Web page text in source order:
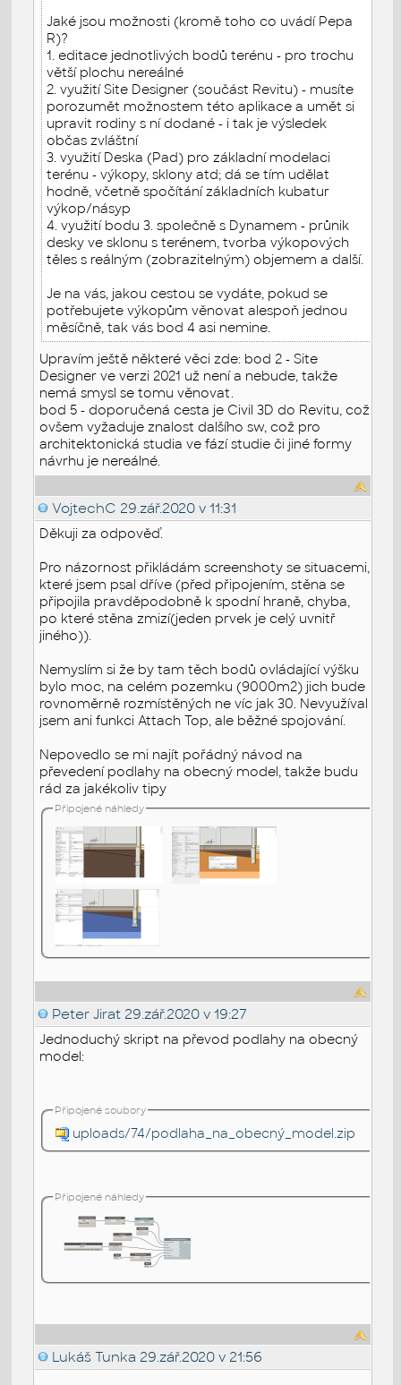
Jaké jsou možnosti (kromě toho co uvádí Pepa
R)?
1. editace jednotlivých bodů terénu - pro trochu
větší plochu nereálné
2. využití Site Designer (součást Revitu) - musíte
porozumět možnostem této aplikace a umět si
upravit rodiny s ní dodané - i tak je výsledek
občas zvláštní
3. využití Deska (Pad) pro základní modelaci
terénu - výkopy, sklony atd; dá se tím udělat
hodně, včetně spočítání základních kubatur
výkop/násyp
4. využití bodu 3. společně s Dynamem - průnik
desky ve sklonu s terénem, tvorba výkopových
těles s reálným (zobrazitelným) objemem a další.
Je na vás, jakou cestou se vydáte, pokud se
potřebujete výkopům věnovat alespoň jednou
měsíčně, tak vás bod 4 asi nemine.
Upravím ještě některé věci zde: bod 2 - Site
Designer ve verzi 2021 už není a nebude, takže
nemá smysl se tomu věnovat.
bod 5 - doporučená cesta je Civil 3D do Revitu, což
ovšem vyžaduje znalost dalšího sw, což pro
architektonická studia ve fází studie či jiné formy
návrhu je nereálné.
VojtechC 29.zář.2020 v 11:31
Děkuji za odpověď.
Pro názornost přikládám screenshoty se situacemi,
které jsem psal dříve (před připojením, stěna se
připojila pravděpodobně k spodní hraně, chyba,
po které stěna zmizí(jeden prvek je celý uvnitř
jiného)).
Nemyslím si že by tam těch bodů ovládající výšku
bylo moc, na celém pozemku (9000m2) jich bude
rovnoměrně rozmístěných ne víc jak 30. Nevyužíval
jsem ani funkci Attach Top, ale běžné spojování.
Nepovedlo se mi najít pořádný návod na
převedení podlahy na obecný model, takže budu
rád za jakékoliv tipy
Připojené náhledy
Peter Jirat 29.zář.2020 v 19:27
Jednoduchý skript na převod podlahy na obecný
model:
Připojené soubory
uploads/74/podlaha_na_obecný_model.zip
Připojené náhledy
Lukáš Tunka 29.zář.2020 v 21:56